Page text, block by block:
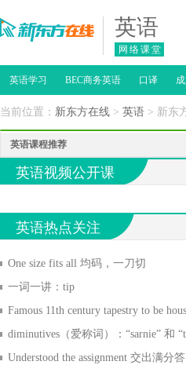
英语
网络课堂
英语学习 BEC商务英语 口译
当前位置： 新东方在线 > 英语 > 新东
英语课程推荐
英语视频公开课
英语热点关注
One size fits all 均码，一刀切
一词一讲：tip